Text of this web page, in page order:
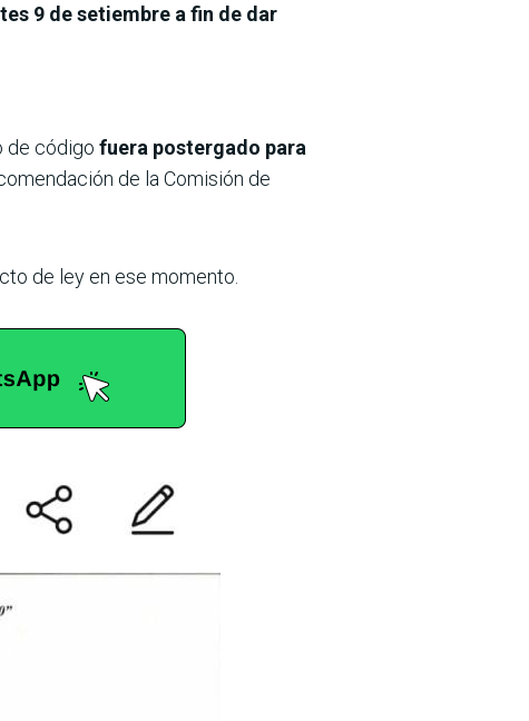
9 de setiembre a fin de dar
de código fuera postergado para
de la Comisión de
de ley en ese momento.